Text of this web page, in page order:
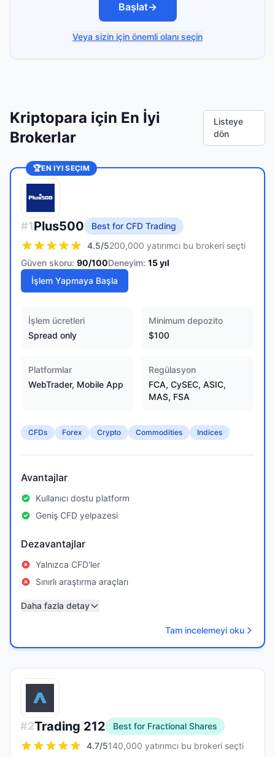
Başlat→
Veya sizin için önemli olanı seçin
Kriptopara için En İyi
Brokerlar
Listeye
dön
🏆EN IYI SEÇIM
#1Plus500
Best for CFD Trading
4.5/5200,000 yatırımcı bu brokeri seçti
Güven skoru: 90/100Deneyim: 15yıl
İşlem Yapmaya Başla
İşlem ücretleri
Spread only
Minimum depozito
$100
Platformlar
WebTrader, Mobile App
Regülasyon
FCA, CySEC, ASIC,
MAS, FSA
CFDs Forex Crypto Commodities Indices
Avantajlar
Kullanıcı dostu platform
Geniş CFD yelpazesi
Dezavantajlar
Yalnızca CFD'ler
Sınırlı araştırma araçları
Daha fazla detay
Tam incelemeyi oku
#2Trading 212
Best for Fractional Shares
4.7/5140,000 yatırımcı bu brokeri seçti